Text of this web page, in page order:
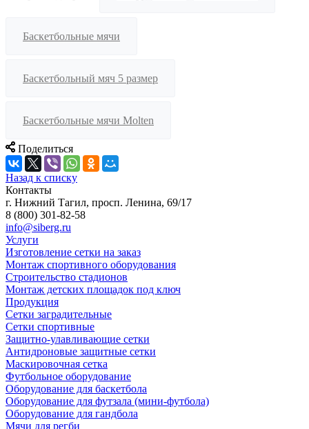
Баскетбольные мячи
Баскетбольный мяч 5 размер
Баскетбольные мячи Molten
Поделиться
Назад к списку
Контакты
г. Нижний Тагил, просп. Ленина, 69/17
8 (800) 301-82-58
info@siberg.ru
Услуги
Изготовление сетки на заказ
Монтаж спортивного оборудования
Строительство стадионов
Монтаж детских площадок под ключ
Продукция
Сетки заградительные
Сетки спортивные
Защитно-улавливающие сетки
Антидроновые защитные сетки
Маскировочная сетка
Футбольное оборудование
Оборудование для баскетбола
Оборудование для футзала (мини-футбола)
Оборудование для гандбола
Мячи для регби